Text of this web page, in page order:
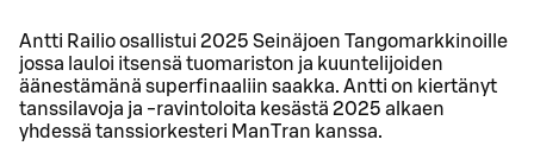
Antti Railio osallistui 2025 Seinäjoen Tangomarkkinoille
jossa lauloi itsensä tuomariston ja kuuntelijoiden
äänestämänä superfinaaliin saakka. Antti on kiertänyt
tanssilavoja ja -ravintoloita kesästä 2025 alkaen
yhdessä tanssiorkesteri ManTran kanssa.